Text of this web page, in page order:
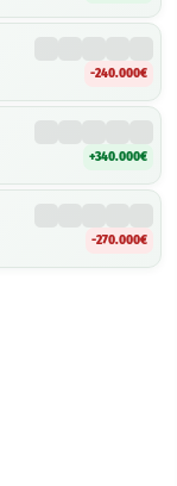
-240.000€
+340.000€
-270.000€